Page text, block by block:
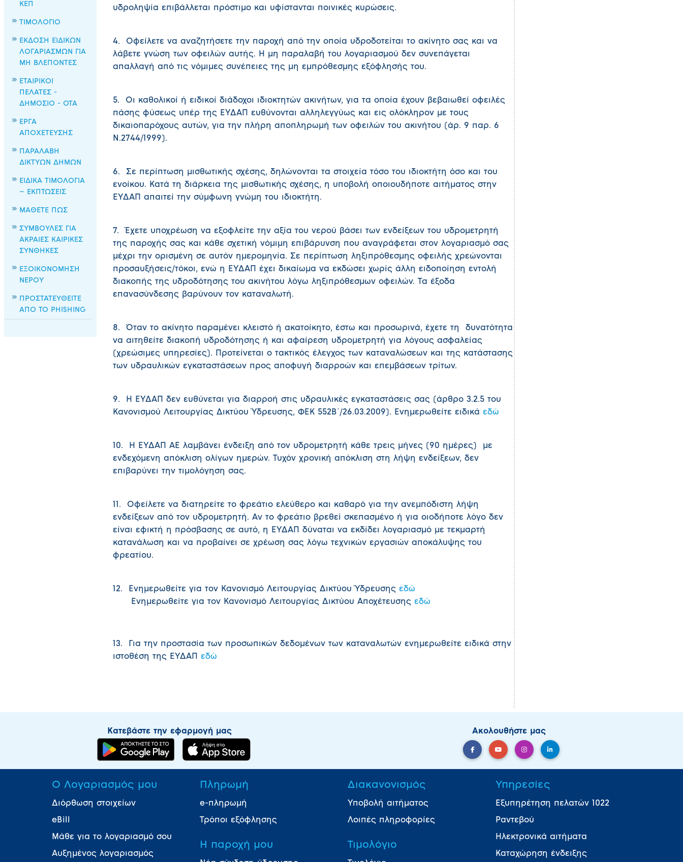
ΚΕΠ
ΤΙΜΟΛΟΓΙΟ
ΕΚΔΟΣΗ ΕΙΔΙΚΩΝ
ΛΟΓΑΡΙΑΣΜΩΝ ΓΙΑ
ΜΗ ΒΛΕΠΟΝΤΕΣ
ΕΤΑΙΡΙΚΟΙ
ΠΕΛΑΤΕΣ -
ΔΗΜΟΣΙΟ - ΟΤΑ
ΕΡΓΑ
ΑΠΟΧΕΤΕΥΣΗΣ
ΠΑΡΑΛΑΒΗ
ΔΙΚΤΥΩΝ ΔΗΜΩΝ
ΕΙΔΙΚΑ ΤΙΜΟΛΟΓΙΑ
– ΕΚΠΤΩΣΕΙΣ
ΜΑΘΕΤΕ ΠΩΣ
ΣΥΜΒΟΥΛΕΣ ΓΙΑ
ΑΚΡΑΙΕΣ ΚΑΙΡΙΚΕΣ
ΣΥΝΘΗΚΕΣ
ΕΞΟΙΚΟΝΟΜΗΣΗ
ΝΕΡΟΥ
ΠΡΟΣΤΑΤΕΥΘΕΙΤΕ
ΑΠΟ ΤΟ PHISHING
υδροληψία επιβάλλεται πρόστιμο και υφίστανται ποινικές κυρώσεις.
4. Οφείλετε να αναζητήσετε την παροχή από την οποία υδροδοτείται το ακίνητο σας και να
λάβετε γνώση των οφειλών αυτής. Η μη παραλαβή του λογαριασμού δεν συνεπάγεται
απαλλαγή από τις νόμιμες συνέπειες της μη εμπρόθεσμης εξόφλησής του.
5. Οι καθολικοί ή ειδικοί διάδοχοι ιδιοκτητών ακινήτων, για τα οποία έχουν βεβαιωθεί οφειλές
πάσης φύσεως υπέρ της ΕΥΔΑΠ ευθύνονται αλληλεγγύως και εις ολόκληρον με τους
δικαιοπαρόχους αυτών, για την πλήρη αποπληρωμή των οφειλών του ακινήτου (άρ. 9 παρ. 6
Ν.2744/1999).
6. Σε περίπτωση μισθωτικής σχέσης, δηλώνονται τα στοιχεία τόσο του ιδιοκτήτη όσο και του
ενοίκου. Κατά τη διάρκεια της μισθωτικής σχέσης, η υποβολή οποιουδήποτε αιτήματος στην
ΕΥΔΑΠ απαιτεί την σύμφωνη γνώμη του ιδιοκτήτη.
7. Έχετε υποχρέωση να εξοφλείτε την αξία του νερού βάσει των ενδείξεων του υδρομετρητή
της παροχής σας και κάθε σχετική νόμιμη επιβάρυνση που αναγράφεται στον λογαριασμό σας
μέχρι την ορισμένη σε αυτόν ημερομηνία. Σε περίπτωση ληξιπρόθεσμης οφειλής χρεώνονται
προσαυξήσεις/τόκοι, ενώ η ΕΥΔΑΠ έχει δικαίωμα να εκδώσει χωρίς άλλη ειδοποίηση εντολή
διακοπής της υδροδότησης του ακινήτου λόγω ληξιπρόθεσμων οφειλών. Τα έξοδα
επανασύνδεσης βαρύνουν τον καταναλωτή.
8. Όταν το ακίνητο παραμένει κλειστό ή ακατοίκητο, έστω και προσωρινά, έχετε τη δυνατότητα
να αιτηθείτε διακοπή υδροδότησης ή και αφαίρεση υδρομετρητή για λόγους ασφαλείας
(χρεώσιμες υπηρεσίες). Προτείνεται ο τακτικός έλεγχος των καταναλώσεων και της κατάστασης
των υδραυλικών εγκαταστάσεων προς αποφυγή διαρροών και επεμβάσεων τρίτων.
9. Η ΕΥΔΑΠ δεν ευθύνεται για διαρροή στις υδραυλικές εγκαταστάσεις σας (άρθρο 3.2.5 του
Κανονισμού Λειτουργίας Δικτύου Ύδρευσης, ΦΕΚ 552Β΄/26.03.2009). Ενημερωθείτε ειδικά εδώ
10. Η ΕΥΔΑΠ ΑΕ λαμβάνει ένδειξη από τον υδρομετρητή κάθε τρεις μήνες (90 ημέρες) με
ενδεχόμενη απόκλιση ολίγων ημερών. Τυχόν χρονική απόκλιση στη λήψη ενδείξεων, δεν
επιβαρύνει την τιμολόγηση σας.
11. Οφείλετε να διατηρείτε το φρεάτιο ελεύθερο και καθαρό για την ανεμπόδιστη λήψη
ενδείξεων από τον υδρομετρητή. Αν το φρεάτιο βρεθεί σκεπασμένο ή για οιοδήποτε λόγο δεν
είναι εφικτή η πρόσβασης σε αυτό, η ΕΥΔΑΠ δύναται να εκδίδει λογαριασμό με τεκμαρτή
κατανάλωση και να προβαίνει σε χρέωση σας λόγω τεχνικών εργασιών αποκάλυψης του
φρεατίου.
12. Ενημερωθείτε για τον Κανονισμό Λειτουργίας Δικτύου Ύδρευσης εδώ
Ενημερωθείτε για τον Κανονισμό Λειτουργίας Δικτύου Αποχέτευσης εδώ
13. Για την προστασία των προσωπικών δεδομένων των καταναλωτών ενημερωθείτε ειδικά στην
ιστοθέση της ΕΥΔΑΠ εδώ
Κατεβάστε την εφαρμογή μας Ακολουθήστε μας
Ο Λογαριασμός μου
Διόρθωση στοιχείων
eBill
Μάθε για το λογαριασμό σου
Αυξημένος λογαριασμός
Πληρωμή
e-πληρωμή
Τρόποι εξόφλησης
Η παροχή μου
Διακανονισμός
Υποβολή αιτήματος
Λοιπές πληροφορίες
Τιμολόγιο
Υπηρεσίες
Εξυπηρέτηση πελατών 1022
Ραντεβού
Ηλεκτρονικά αιτήματα
Καταχώρηση ένδειξης